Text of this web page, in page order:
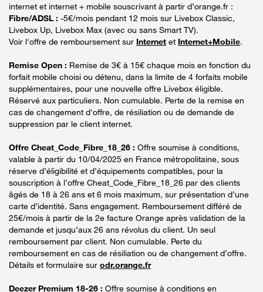
internet et internet + mobile souscrivant à partir d’orange.fr :
Fibre/ADSL : -5€/mois pendant 12 mois sur Livebox Classic,
Livebox Up, Livebox Max (avec ou sans Smart TV).
Voir l'offre de remboursement sur Internet et Internet+Mobile.
Remise Open : Remise de 3€ à 15€ chaque mois en fonction du
forfait mobile choisi ou détenu, dans la limite de 4 forfaits mobile
supplémentaires, pour une nouvelle offre Livebox éligible.
Réservé aux particuliers. Non cumulable. Perte de la remise en
cas de changement d'offre, de résiliation ou de demande de
suppression par le client internet.
Offre Cheat_Code_Fibre_18_26 : Offre soumise à conditions,
valable à partir du 10/04/2025 en France métropolitaine, sous
réserve d’éligibilité et d’équipements compatibles, pour la
souscription à l’offre Cheat_Code_Fibre_18_26 par des clients
âgés de 18 à 26 ans et 6 mois maximum, sur présentation d’une
carte d’identité. Sans engagement. Remboursement différé de
25€/mois à partir de la 2e facture Orange après validation de la
demande et jusqu’aux 26 ans révolus du client. Un seul
remboursement par client. Non cumulable. Perte du
remboursement en cas de résiliation ou de changement d’offre.
Détails et formulaire sur odr.orange.fr
Deezer Premium 18-26 : Offre soumise à conditions en